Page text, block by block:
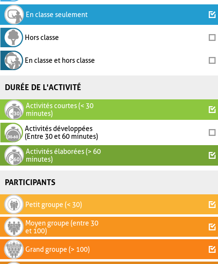
En classe seulement
Hors classe
En classe et hors classe
DURÉE DE L'ACTIVITÉ
Activités courtes (< 30
minutes)
Activités développées
(Entre 30 et 60 minutes)
Activités élaborées (> 60
minutes)
PARTICIPANTS
Petit groupe (< 30)
Moyen groupe (entre 30
et 100)
Grand groupe (> 100)